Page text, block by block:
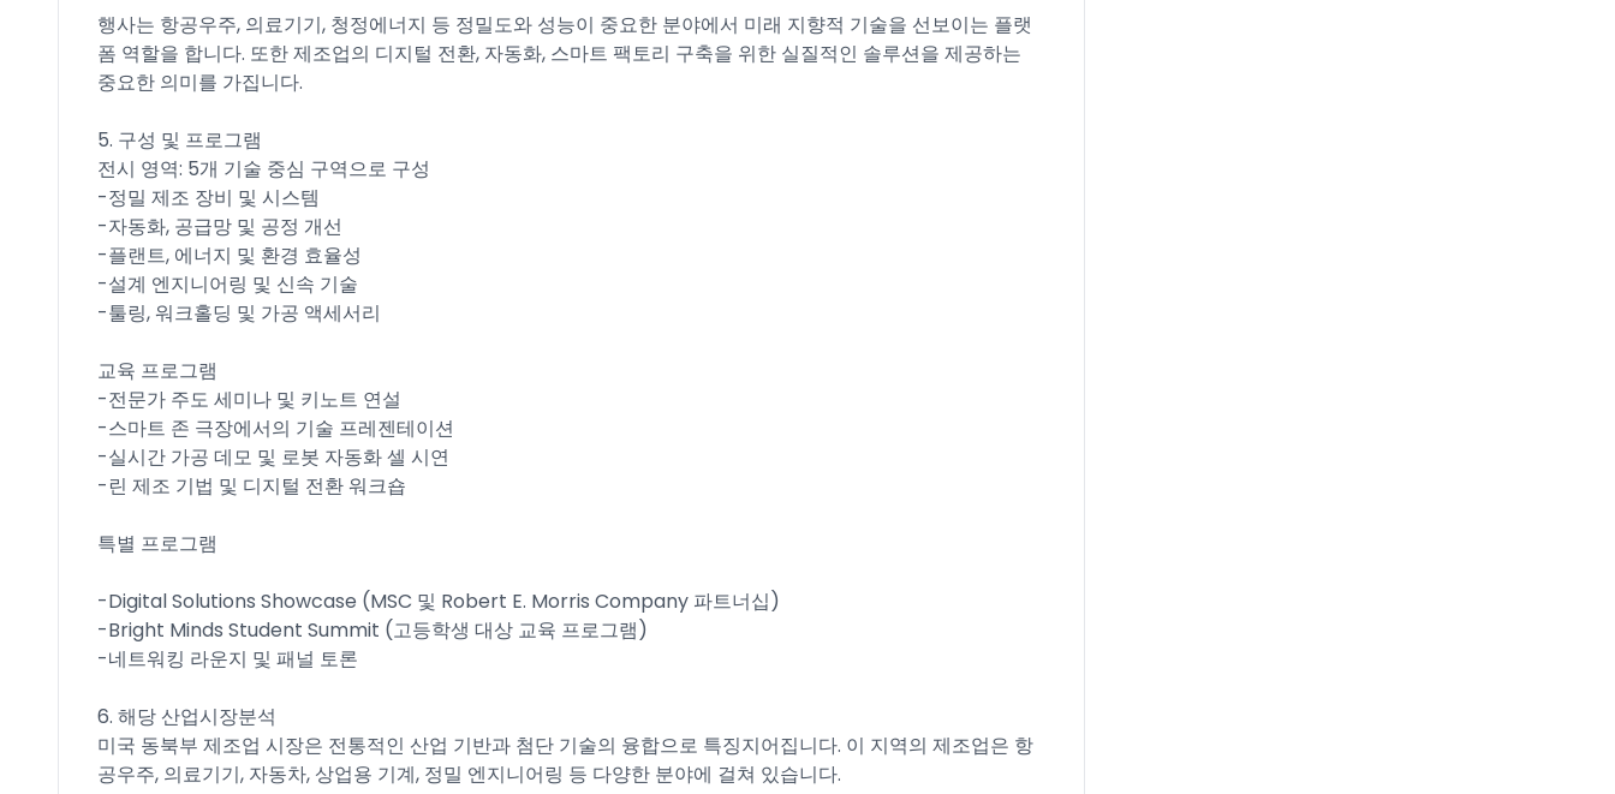
행사는 항공우주, 의료기기, 청정에너지 등 정밀도와 성능이 중요한 분야에서 미래 지향적 기술을 선보이는 플랫
폼 역할을 합니다. 또한 제조업의 디지털 전환, 자동화, 스마트 팩토리 구축을 위한 실질적인 솔루션을 제공하는
중요한 의미를 가집니다.
5. 구성 및 프로그램
전시 영역: 5개 기술 중심 구역으로 구성
-정밀 제조 장비 및 시스템
-자동화, 공급망 및 공정 개선
-플랜트, 에너지 및 환경 효율성
-설계 엔지니어링 및 신속 기술
-툴링, 워크홀딩 및 가공 액세서리
교육 프로그램
-전문가 주도 세미나 및 키노트 연설
-스마트 존 극장에서의 기술 프레젠테이션
-실시간 가공 데모 및 로봇 자동화 셀 시연
-린 제조 기법 및 디지털 전환 워크숍
특별 프로그램
-Digital Solutions Showcase (MSC 및 Robert E. Morris Company 파트너십)
-Bright Minds Student Summit (고등학생 대상 교육 프로그램)
-네트워킹 라운지 및 패널 토론
6. 해당 산업시장분석
미국 동북부 제조업 시장은 전통적인 산업 기반과 첨단 기술의 융합으로 특징지어집니다. 이 지역의 제조업은 항
공우주, 의료기기, 자동차, 상업용 기계, 정밀 엔지니어링 등 다양한 분야에 걸쳐 있습니다.